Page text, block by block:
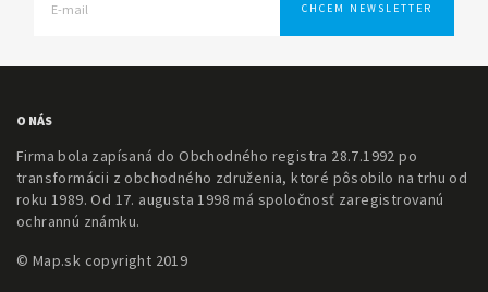
O NÁS
Firma bola zapísaná do Obchodného registra 28.7.1992 po
transformácii z obchodného združenia, ktoré pôsobilo na trhu od
roku 1989. Od 17. augusta 1998 má spoločnosť zaregistrovanú
ochrannú známku.
© Map.sk copyright 2019